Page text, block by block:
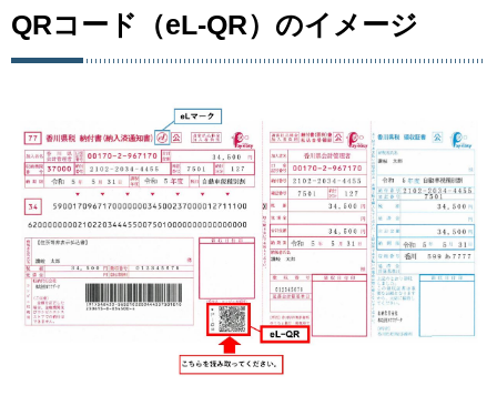
QRコード（eL-QR）のイメージ